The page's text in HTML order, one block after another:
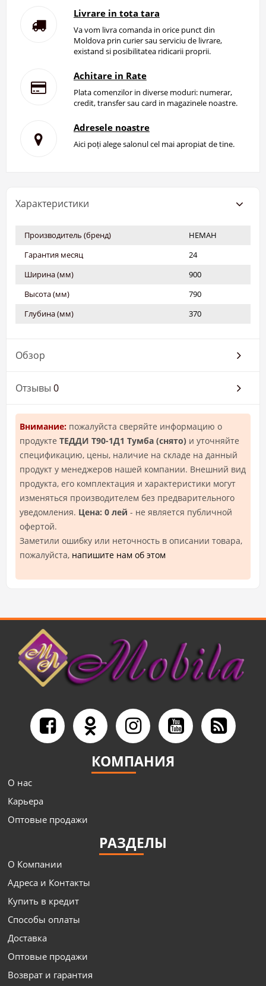
Livrare in tota tara
Va vom livra comanda in orice punct din
Moldova prin curier sau serviciu de livrare,
existand si posibilitatea ridicarii proprii.
Achitare in Rate
Plata comenzilor in diverse moduri: numerar,
credit, transfer sau card in magazinele noastre.
Adresele noastre
Aici poți alege salonul cel mai apropiat de tine.
Характеристики
Производитель (бренд)
НЕМАН
Гарантия месяц
24
Ширина (мм)
900
Высота (мм)
790
Глубина (мм)
370
Обзор
Отзывы 0
Внимание: пожалуйста сверяйте информацию о
продукте ТЕДДИ Т90-1Д1 Тумба (снято) и уточняйте
спецификацию, цены, наличие на складе на данный
продукт у менеджеров нашей компании. Внешний вид
продукта, его комплектация и характеристики могут
изменяться производителем без предварительного
уведомления. Цена: 0 лей - не является публичной
офертой.
Заметили ошибку или неточность в описании товара,
пожалуйста, напишите нам об этом
КОМПАНИЯ
О нас
Карьера
Оптовые продажи
РАЗДЕЛЫ
О Компании
Адреса и Контакты
Купить в кредит
Способы оплаты
Доставка
Оптовые продажи
Возврат и гарантия